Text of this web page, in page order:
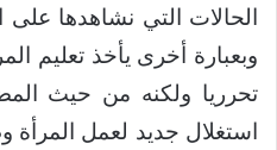
الحالات التي نشاهدها على
وبعبارة أخرى يأخذ تعليم
تحرريا ولكنه من حيث
استغلال جديد لعمل المرأة